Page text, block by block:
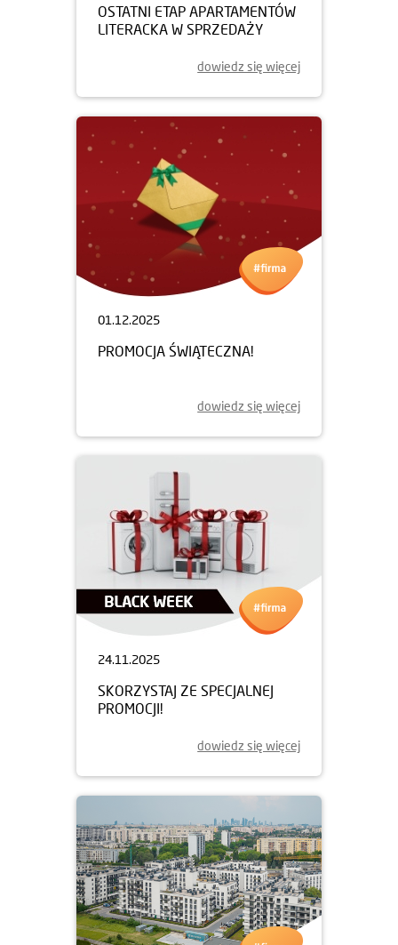
OSTATNI ETAP APARTAMENTÓW
LITERACKA W SPRZEDAŻY
dowiedz się więcej
01.12.2025
PROMOCJA ŚWIĄTECZNA!
dowiedz się więcej
24.11.2025
SKORZYSTAJ ZE SPECJALNEJ
PROMOCJI!
dowiedz się więcej